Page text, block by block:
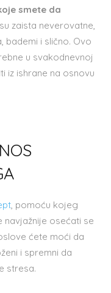
smete da
zaista neverovatne,
bademi i slično. Ovo
u svakodnevnoj
iz ishrane na osnovu
, pomoću kojeg
navjažnije osećati se
ćete moći da
i spremni da
stresa.